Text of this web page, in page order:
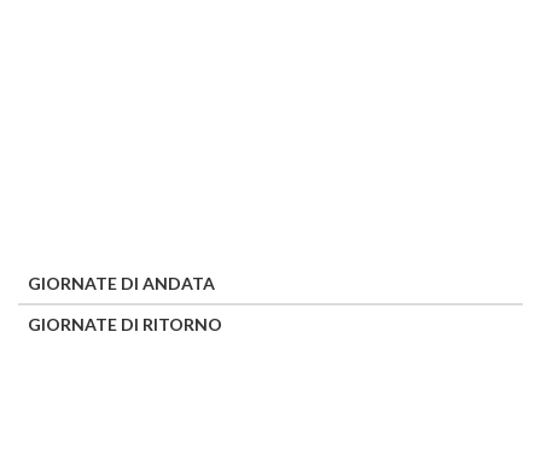
GIORNATE DI ANDATA
GIORNATE DI RITORNO